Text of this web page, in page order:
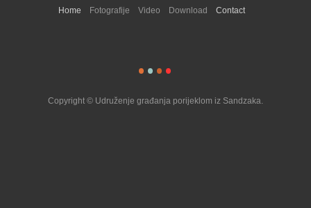
Home Fotografije Video Download Contact
Copyright © Udruženje građanja porijeklom iz Sandzaka.